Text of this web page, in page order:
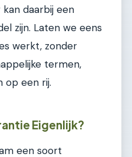
kan daarbij een
zijn. Laten we eens
werkt, zonder
termen,
op een rij.
Eigenlijk?
een soort